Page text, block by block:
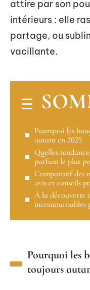
attire par son
intérieurs : elle
partage, ou
vacillante.
Pourquoi les
autant en 2025
Quelles
parfum le plus
Comparatif des
avis et conseils
À la découverte
incontournables
Pourquoi les
toujours